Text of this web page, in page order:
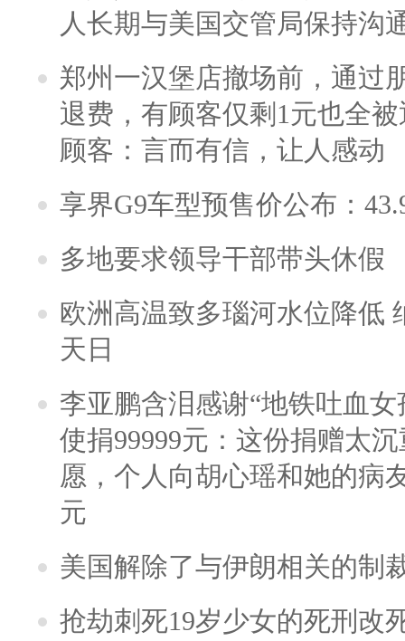
人长期与美国交管局保持沟
郑州一汉堡店撤场前，通过
退费，有顾客仅剩1元也全
顾客：言而有信，让人感动
享界G9车型预售价公布：
多地要求领导干部带头休假
欧洲高温致多瑙河水位降低
天日
李亚鹏含泪感谢“地铁吐血
使捐99999元：这份捐赠太
愿，个人向胡心瑶和她的病
元
美国解除了与伊朗相关的制
抢劫刺死19岁少女的死刑改